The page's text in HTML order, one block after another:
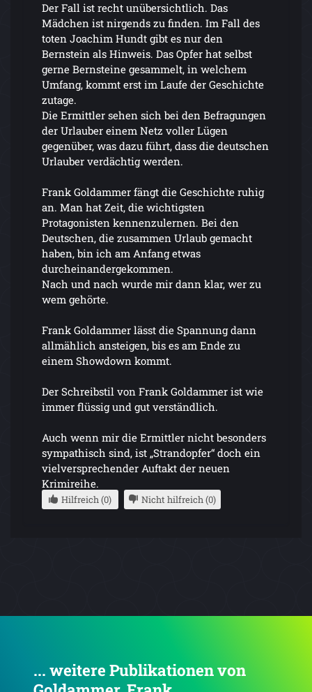
Der Fall ist recht unübersichtlich. Das
Mädchen ist nirgends zu finden. Im Fall des
toten Joachim Hundt gibt es nur den
Bernstein als Hinweis. Das Opfer hat selbst
gerne Bernsteine gesammelt, in welchem
Umfang, kommt erst im Laufe der Geschichte
zutage.
Die Ermittler sehen sich bei den Befragungen
der Urlauber einem Netz voller Lügen
gegenüber, was dazu führt, dass die deutschen
Urlauber verdächtig werden.
Frank Goldammer fängt die Geschichte ruhig
an. Man hat Zeit, die wichtigsten
Protagonisten kennenzulernen. Bei den
Deutschen, die zusammen Urlaub gemacht
haben, bin ich am Anfang etwas
durcheinandergekommen.
Nach und nach wurde mir dann klar, wer zu
wem gehörte.
Frank Goldammer lässt die Spannung dann
allmählich ansteigen, bis es am Ende zu
einem Showdown kommt.
Der Schreibstil von Frank Goldammer ist wie
immer flüssig und gut verständlich.
Auch wenn mir die Ermittler nicht besonders
sympathisch sind, ist „Strandopfer“ doch ein
vielversprechender Auftakt der neuen
Krimireihe.
Hilfreich (0) Nicht hilfreich (0)
... weitere Publikationen von